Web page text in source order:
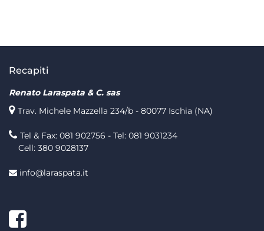
Recapiti
Renato Laraspata & C. sas
Trav. Michele Mazzella 234/b - 80077 Ischia (NA)
Tel & Fax: 081 902756 - Tel: 081 9031234
Cell: 380 9028137
info@laraspata.it
Facebook